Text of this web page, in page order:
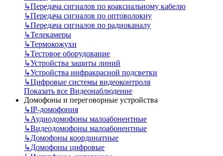
↳Передача сигналов по коаксиальному кабелю
↳Передача сигналов по оптоволокну
↳Передача сигналов по радиоканалу
↳Телекамеры
↳Термокожухи
↳Тестовое оборудование
↳Устройства защиты линий
↳Устройства инфракрасной подсветки
↳Цифровые системы видеоконтроля
Показать все Видеонаблюдение
Домофоны и переговорные устройства
↳IP-домофония
↳Аудиодомофоны малоабонентные
↳Видеодомофоны малоабонентные
↳Домофоны координатные
↳Домофоны цифровые